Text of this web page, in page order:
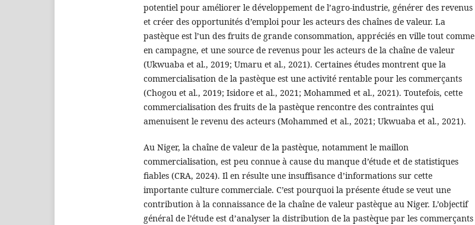
potentiel pour améliorer le développement de l’agro-industrie, générer des revenus
et créer des opportunités d’emploi pour les acteurs des chaînes de valeur. La
pastèque est l’un des fruits de grande consommation, appréciés en ville tout comme
en campagne, et une source de revenus pour les acteurs de la chaîne de valeur
(Ukwuaba et al., 2019; Umaru et al., 2021). Certaines études montrent que la
commercialisation de la pastèque est une activité rentable pour les commerçants
(Chogou et al., 2019; Isidore et al., 2021; Mohammed et al., 2021). Toutefois, cette
commercialisation des fruits de la pastèque rencontre des contraintes qui
amenuisent le revenu des acteurs (Mohammed et al., 2021; Ukwuaba et al., 2021).
Au Niger, la chaîne de valeur de la pastèque, notamment le maillon
commercialisation, est peu connue à cause du manque d’étude et de statistiques
fiables (CRA, 2024). Il en résulte une insuffisance d’informations sur cette
importante culture commerciale. C’est pourquoi la présente étude se veut une
contribution à la connaissance de la chaîne de valeur pastèque au Niger. L’objectif
général de l’étude est d’analyser la distribution de la pastèque par les commerçants